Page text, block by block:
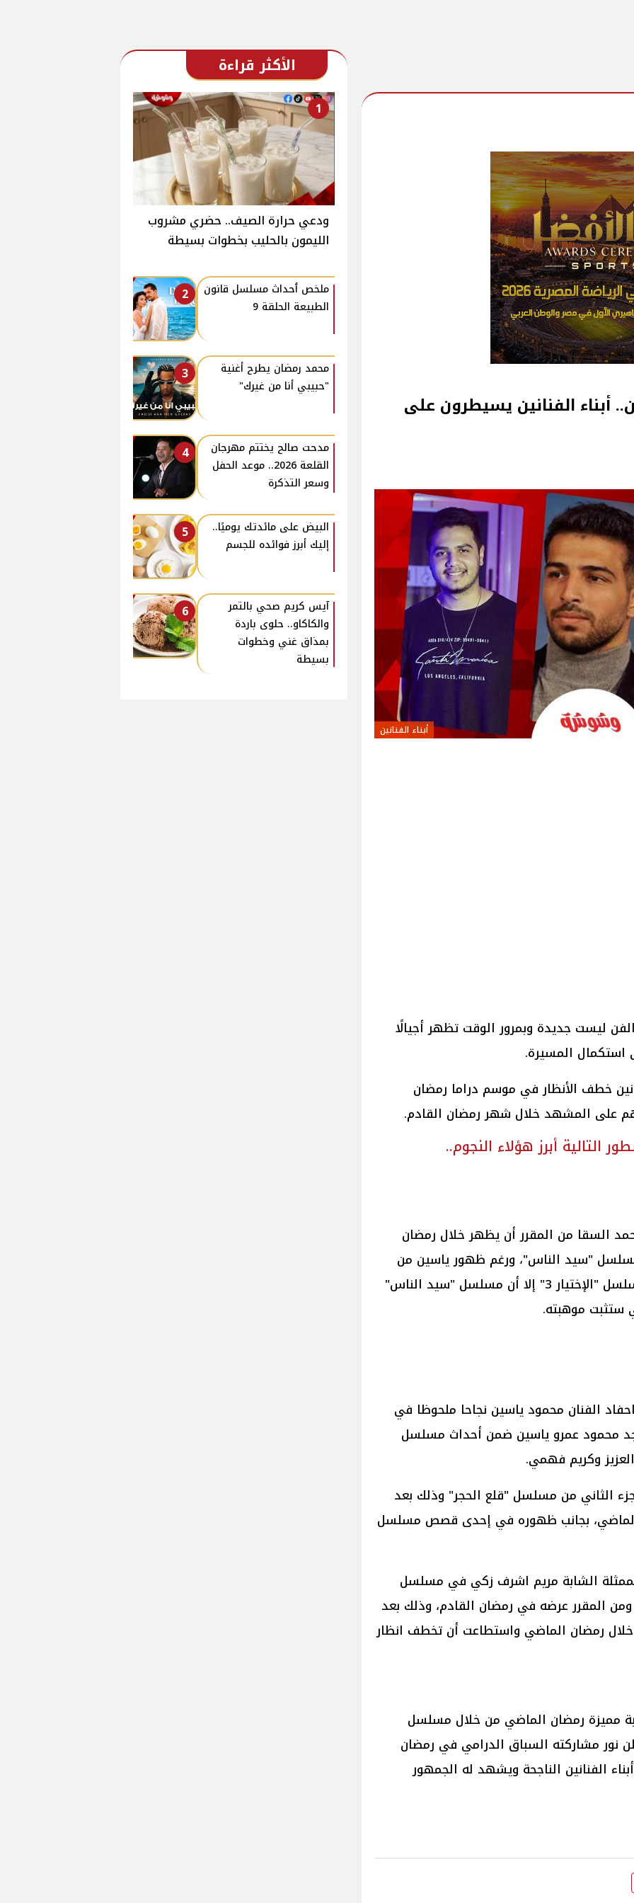
أبناء الفنانين يسيطرون على
أبناء الفنانين
ليست جديدة وبمرور الوقت تظهر أجيالًا
استكمال المسيرة.
خطف الأنظار في موسم دراما رمضان
على المشهد خلال شهر رمضان القادم.
أبرز هؤلاء النجوم..
السقا من المقرر أن يظهر خلال رمضان
"سيد الناس"، ورغم ظهور ياسين من
قبل في دور بسيط ضمن أحداث مسلسل "الإختيار 3" إلا أن مسلسل "سيد الناس"
ستثبت موهبته.
الفنان محمود ياسين نجاحا ملحوظا في
محمود عمرو ياسين ضمن أحداث مسلسل
وكريم فهمي.
الثاني من مسلسل "قلع الحجر" وذلك بعد
الماضي، بجانب ظهوره في إحدى قصص مسلسل
الشابة مريم اشرف زكي في مسلسل
ومن المقرر عرضه في رمضان القادم، وذلك بعد
رمضان الماضي واستطاعت أن تخطف انظار
مميزة رمضان الماضي من خلال مسلسل
نور مشاركته السباق الدرامي في رمضان
الفنانين الناجحة ويشهد له الجمهور
الأكثر قراءة
1
ودعي حرارة الصيف.. حضري مشروب
الليمون بالحليب بخطوات بسيطة
2
ملخص ٲحداث مسلسل قانون
الطبيعة الحلقة 9
3
محمد رمضان يطرح أغنية
"حبيبي أنا من غيرك"
4
مدحت صالح يختتم مهرجان
القلعة 2026.. موعد الحفل
وسعر التذكرة
5
البيض على مائدتك يوميًا..
إليك أبرز فوائده للجسم
6
آيس كريم صحي بالتمر
والكاكاو.. حلوى باردة
بمذاق غني وخطوات
بسيطة